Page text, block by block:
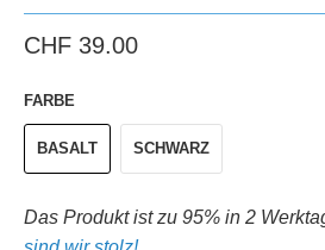
CHF 39.00
FARBE
BASALT SCHWARZ
Das Produkt ist zu 95% in 2